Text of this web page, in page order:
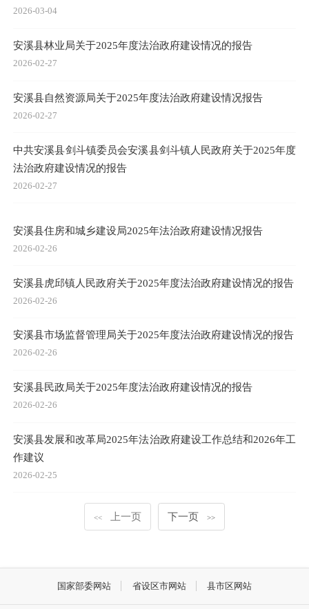
2026-03-04
安溪县林业局关于2025年度法治政府建设情况的报告
2026-02-27
安溪县自然资源局关于2025年度法治政府建设情况报告
2026-02-27
中共安溪县剑斗镇委员会安溪县剑斗镇人民政府关于2025年度
法治政府建设情况的报告
2026-02-27
安溪县住房和城乡建设局2025年法治政府建设情况报告
2026-02-26
安溪县虎邱镇人民政府关于2025年度法治政府建设情况的报告
2026-02-26
安溪县市场监督管理局关于2025年度法治政府建设情况的报告
2026-02-26
安溪县民政局关于2025年度法治政府建设情况的报告
2026-02-26
安溪县发展和改革局2025年法治政府建设工作总结和2026年工
作建议
2026-02-25
<< 上一页 下一页 >>
国家部委网站 省设区市网站 县市区网站